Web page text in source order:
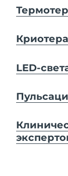
LED-